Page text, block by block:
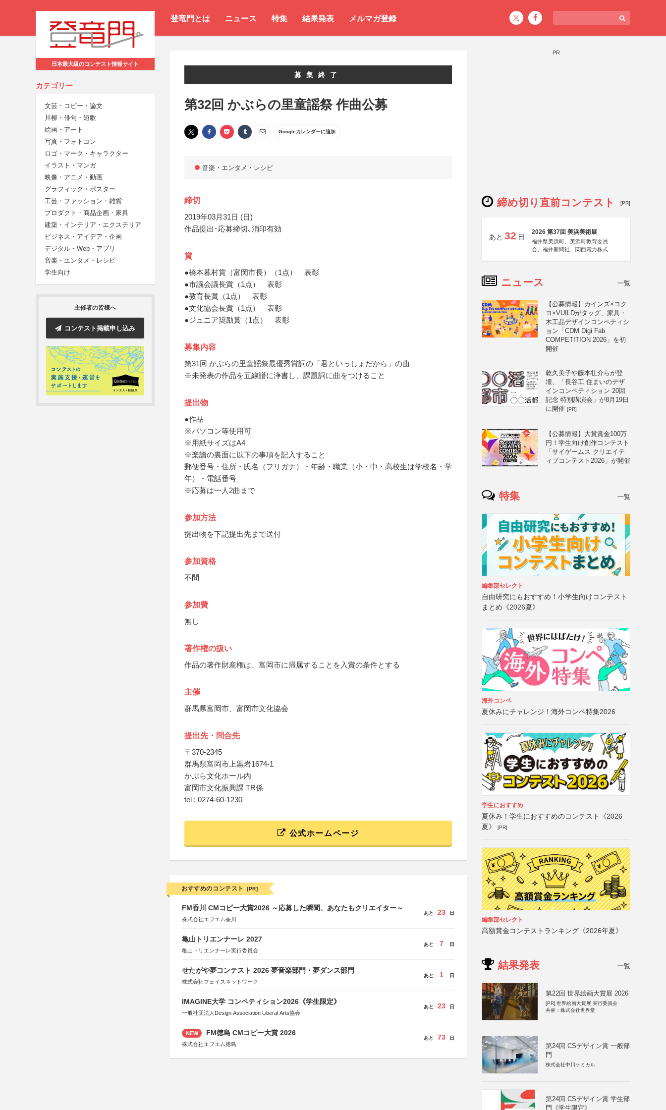
登竜門とは ニュース 特集 結果発表 メルマガ登録
日本最大級のコンテスト情報サイト
カテゴリー
文芸・コピー・論文
川柳・俳句・短歌
絵画・アート
写真・フォトコン
ロゴ・マーク・キャラクター
イラスト・マンガ
映像・アニメ・動画
グラフィック・ポスター
工芸・ファッション・雑貨
プロダクト・商品企画・家具
建築・インテリア・エクステリア
ビジネス・アイデア・企画
デジタル・Web・アプリ
音楽・エンタメ・レシピ
学生向け
主催者の皆様へ
コンテスト掲載申し込み
募集終了
第32回 かぶらの里童謡祭 作曲公募
Googleカレンダーに追加
音楽・エンタメ・レシピ
締切
2019年03月31日 (日)
作品提出･応募締切､消印有効
賞
●橋本暮村賞（富岡市長）（1点） 表彰
●市議会議長賞（1点） 表彰
●教育長賞（1点） 表彰
●文化協会長賞（1点） 表彰
●ジュニア奨励賞（1点） 表彰
募集内容
第31回 かぶらの里童謡祭最優秀賞詞の「君といっしょだから」の曲
※未発表の作品を五線譜に浄書し、課題詞に曲をつけること
提出物
●作品
※パソコン等使用可
※用紙サイズはA4
※楽譜の裏面に以下の事項を記入すること
郵便番号・住所・氏名（フリガナ）・年齢・職業（小・中・高校生は学校名・学
年）・電話番号
※応募は一人2曲まで
参加方法
提出物を下記提出先まで送付
参加資格
不問
参加費
無し
著作権の扱い
作品の著作財産権は、富岡市に帰属することを入賞の条件とする
主催
群馬県富岡市、富岡市文化協会
提出先・問合先
〒370-2345
群馬県富岡市上黒岩1674-1
かぶら文化ホール内
富岡市文化振興課 TR係
tel : 0274-60-1230
公式ホームページ
おすすめのコンテスト [PR]
FM香川 CMコピー大賞2026 ～応募した瞬間、あなたもクリエイター～
株式会社エフエム香川
あと 23 日
亀山トリエンナーレ 2027
亀山トリエンナーレ実行委員会
あと 7 日
せたがや夢コンテスト 2026 夢音楽部門・夢ダンス部門
株式会社フェイスネットワーク
あと 1 日
IMAGINE大学 コンペティション2026《学生限定》
一般社団法人Design Association Liberal Arts協会
あと 23 日
NEW FM徳島 CMコピー大賞 2026
株式会社エフエム徳島
あと 73 日
PR
締め切り直前コンテスト [PR]
あと 32 日
2026 第37回 美浜美術展
福井県美浜町、美浜町教育委員
会、福井新聞社、関西電力株式会
ニュース 一覧
【公募情報】カインズ×コク
ヨ×VUILDがタッグ、家具・
木工品デザインコンペティシ
ョン「CDM Digi Fab
COMPETITION 2026」を初
開催
乾久美子や藤本壮介らが登
壇、「長谷工 住まいのデザ
インコンペティション 20回
記念 特別講演会」が8月19日
に開催 [PR]
【公募情報】大賞賞金100万
円！学生向け創作コンテスト
「サイゲームス クリエイテ
ィブコンテスト2026」が開催
特集 一覧
編集部セレクト
自由研究にもおすすめ！小学生向けコンテスト
まとめ《2026夏》
海外コンペ
夏休みにチャレンジ！海外コンペ特集2026
学生におすすめ
夏休み！学生におすすめのコンテスト《2026
夏》
[PR]
編集部セレクト
高額賞金コンテストランキング《2026年夏》
結果発表 一覧
第22回 世界絵画大賞展 2026
[PR] 世界絵画大賞展 実行委員会
共催：株式会社世界堂
第24回 CSデザイン賞 一般部
門
株式会社中川ケミカル
第24回 CSデザイン賞 学生部
門《学生限定》